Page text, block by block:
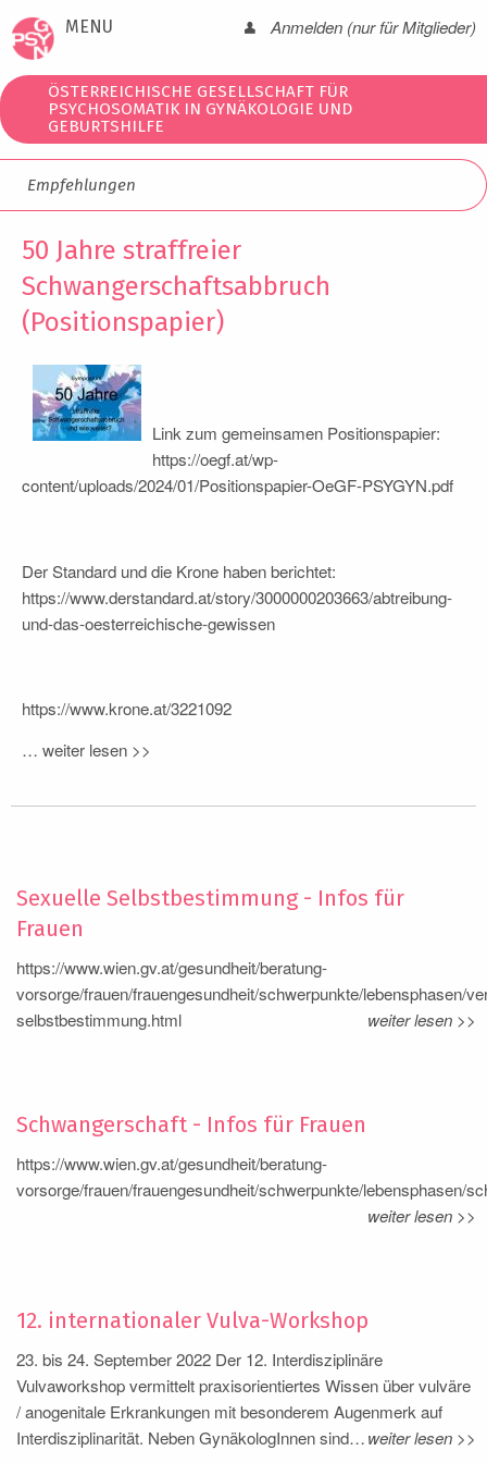
MENU Anmelden (nur für Mitglieder)
ÖSTERREICHISCHE GESELLSCHAFT FÜR
PSYCHOSOMATIK IN GYNÄKOLOGIE UND
GEBURTSHILFE
Empfehlungen
50 Jahre straffreier
Schwangerschaftsabbruch
(Positionspapier)
Link zum gemeinsamen Positionspapier:
https://oegf.at/wp-
content/uploads/2024/01/Positionspapier-OeGF-PSYGYN.pdf
Der Standard und die Krone haben berichtet:
https://www.derstandard.at/story/3000000203663/abtreibung-
und-das-oesterreichische-gewissen
https://www.krone.at/3221092
… weiter lesen >>
Sexuelle Selbstbestimmung - Infos für
Frauen
https://www.wien.gv.at/gesundheit/beratung-
vorsorge/frauen/frauengesundheit/schwerpunkte/lebensphasen/
selbstbestimmung.html
weiter lesen >>
Schwangerschaft - Infos für Frauen
https://www.wien.gv.at/gesundheit/beratung-
vorsorge/frauen/frauengesundheit/schwerpunkte/lebensphasen/
weiter lesen >>
12. internationaler Vulva-Workshop
23. bis 24. September 2022 Der 12. Interdisziplinäre
Vulvaworkshop vermittelt praxisorientiertes Wissen über vulväre
/ anogenitale Erkrankungen mit besonderem Augenmerk auf
Interdisziplinarität. Neben GynäkologInnen sind…weiter lesen >>